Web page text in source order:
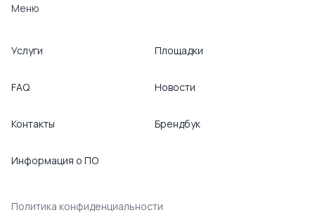
Меню
Услуги Площадки
FAQ Новости
Контакты Брендбук
Информация о ПО
Политика конфиденциальности